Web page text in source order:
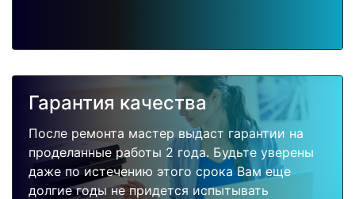
Гарантия качества
После ремонта мастер выдаст гарантии на
проделанные работы 2 года. Будьте уверены
даже по истечению этого срока Вам еще
долгие годы не придется испытывать